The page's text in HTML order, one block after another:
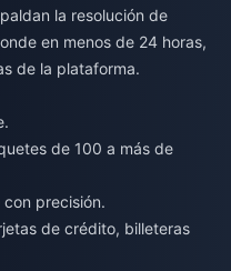
la resolución de
en menos de 24 horas,
de la plataforma.
de 100 a más de
precisión.
de crédito, billeteras